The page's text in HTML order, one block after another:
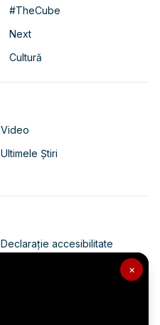
×
#TheCube
Next
Cultură
Video
Ultimele Știri
Declarație accesibilitate
Politica de confidențialitate